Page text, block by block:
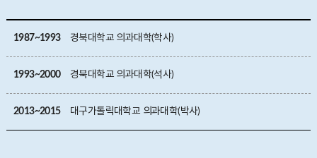
1987~1993 경북대학교 의과대학(학사)
1993~2000 경북대학교 의과대학(석사)
2013~2015 대구가톨릭대학교 의과대학(박사)